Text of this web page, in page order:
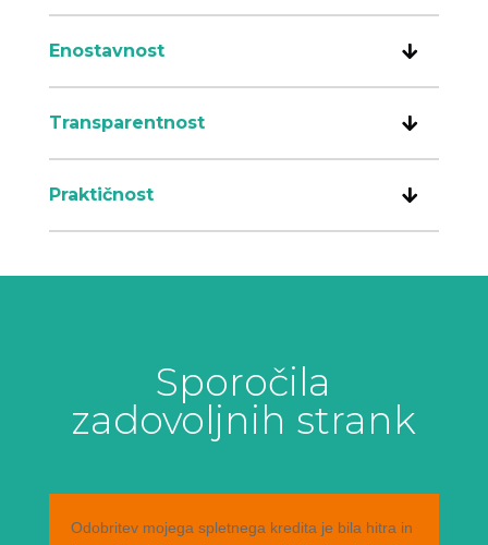
Enostavnost
Transparentnost
Praktičnost
Sporočila
zadovoljnih strank
Odobritev mojega spletnega kredita je bila hitra in